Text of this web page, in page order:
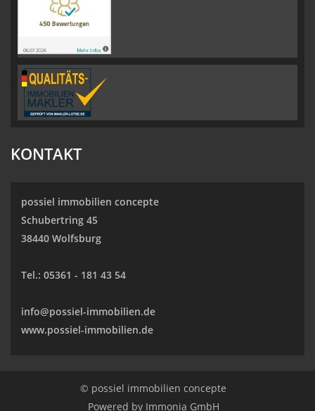
KONTAKT
possiel immobilien concepte
Schubertring 45
38440 Wolfsburg
Tel.: 05361 - 181 43 54
info@possiel-immobilien.de
www.possiel-immobilien.de
© possiel immobilien concepte
Powered by Immonia GmbH